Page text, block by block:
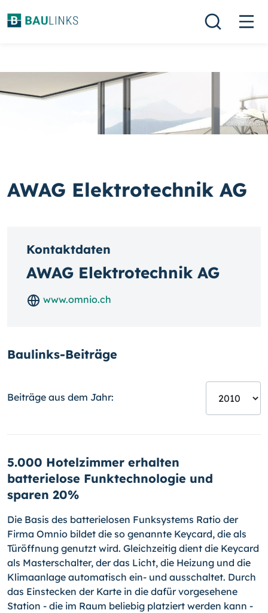
AWAG Elektrotechnik AG
Kontaktdaten
AWAG Elektrotechnik AG
www.omnio.ch
Baulinks-Beiträge
Beiträge aus dem Jahr:
5.000 Hotelzimmer erhalten
batterielose Funktechnologie und
sparen 20%
Die Basis des batterielosen Funksystems Ratio der
Firma Omnio bildet die so genannte Keycard, die als
Türöffnung genutzt wird. Gleichzeitig dient die Keycard
als Masterschalter, der das Licht, die Heizung und die
Klimaanlage automatisch ein- und ausschaltet. Durch
das Einstecken der Karte in die dafür vorgesehene
Station - die im Raum beliebig platziert werden kann -